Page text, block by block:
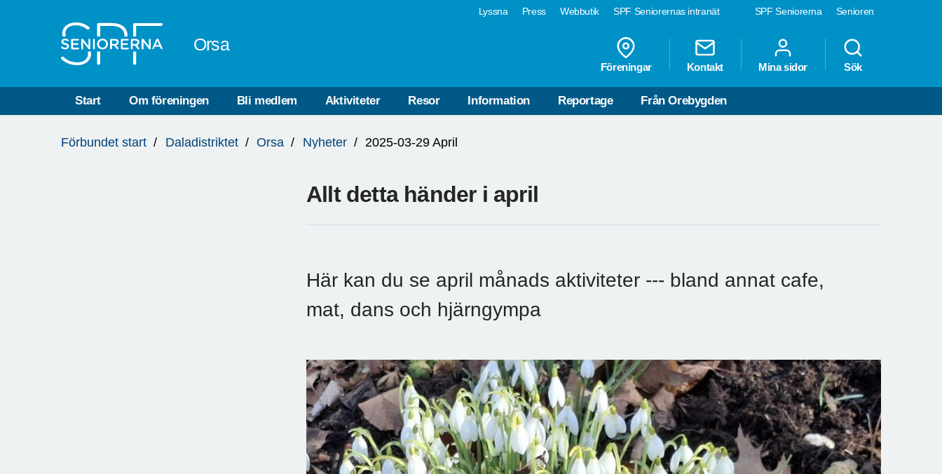
SPF Seniorerna Senioren
Lyssna Press Webbutik SPF Seniorernas intranät
Orsa
Föreningar Kontakt Mina sidor Sök
Start Om föreningen Bli medlem Aktiviteter Resor Information Reportage Från Orebygden
är
Förbundet start Daladistriktet Orsa Nyheter 2025-03-29 April
Allt detta händer i april
Här kan du se april månads aktiviteter --- bland annat cafe,
mat, dans och hjärngympa